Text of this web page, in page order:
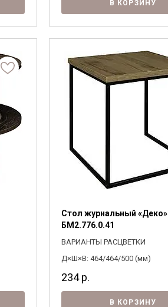
В КОРЗИНУ
Стол журнальный «Деко»
БМ2.776.0.41
ВАРИАНТЫ РАСЦВЕТКИ
Д×Ш×В: 464/464/500 (мм)
234р.
В КОРЗИНУ